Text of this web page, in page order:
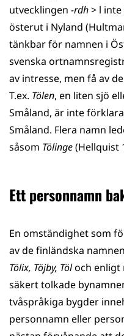
utvecklingen -rdh> l
österut i Nyland
tänkbar för namnen i
svenska
av intresse, men få av
T.ex. Tölen, en liten sjö
Småland, är inte
Småland. Flera namn
såsom Tölinge(Hellquist
Ett personnamn
En omständighet som
av de finländska
Tölix, Töjby, Töloch enligt
säkert tolkade
tvåspråkiga bygder
personnamn eller